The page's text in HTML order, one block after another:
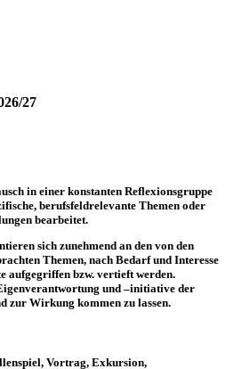
27
in einer konstanten Reflexionsgruppe
berufsfeldrelevante Themen oder
bearbeitet.
sich zunehmend an den von den
Themen, nach Bedarf und Interesse
aufgegriffen bzw. vertieft werden.
und –initiative der
zur Wirkung kommen zu lassen.
Vortrag, Exkursion,